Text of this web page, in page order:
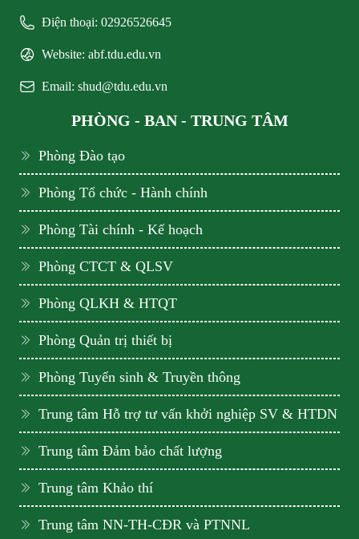
Điện thoại: 02926526645
Website: abf.tdu.edu.vn
Email: shud@tdu.edu.vn
PHÒNG - BAN - TRUNG TÂM
Phòng Đào tạo
Phòng Tổ chức - Hành chính
Phòng Tài chính - Kế hoạch
Phòng CTCT & QLSV
Phòng QLKH & HTQT
Phòng Quản trị thiết bị
Phòng Tuyển sinh & Truyền thông
Trung tâm Hỗ trợ tư vấn khởi nghiệp SV & HTDN
Trung tâm Đảm bảo chất lượng
Trung tâm Khảo thí
Trung tâm NN-TH-CĐR và PTNNL